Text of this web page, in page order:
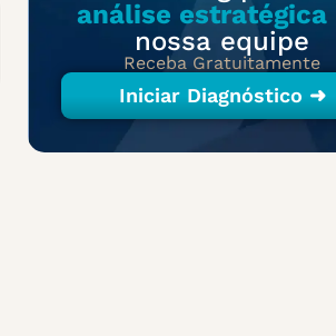
análise estratégica
nossa equipe
Receba Gratuitamente
Iniciar Diagnóstico ➜